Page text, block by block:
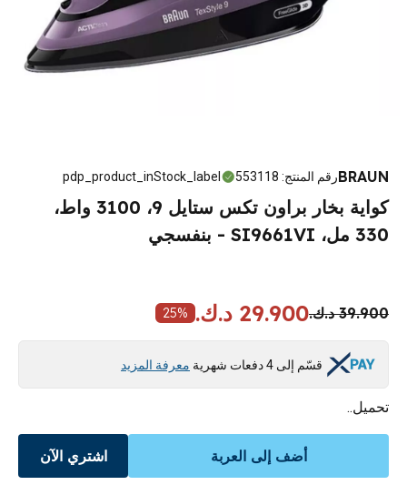
BRAUNرقم المنتج:
553118
pdp_product_inStock_label
كواية بخار براون تكس ستايل 9، 3100 واط،
330 مل، SI9661VI - بنفسجي
39.900 د.ك. 29.900 د.ك. 25%
قسّم إلى 4 دفعات شهرية معرفة المزيد
تحميل..
أضف إلى العربة اشتري الآن